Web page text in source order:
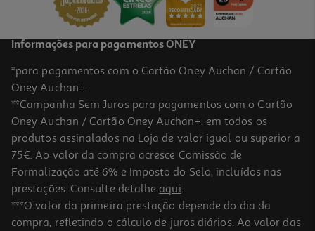
2.5
Auriculares Qilive 887217 C/micro Branco Q.1666
3.99 €/un
Informações para pagamentos ONEY
*para pagamentos com o Cartão Oney Auchan / Cartão
Oney Auchan+.
**Campanha Sem Juros para pagamentos com o Cartão
Oney Auchan / Cartão Oney Auchan+, em todos os
produtos assinalados na Loja de valor igual ou superior a
75€. Ao valor da compra acresce Comissão de
Formalização até 6% e Imposto do Selo, incluídos nas
prestações. Consulte detalhe aqui.
***O valor da primeira prestação depende do dia da
compra, refletindo o cálculo de juros diários. Ao valor das